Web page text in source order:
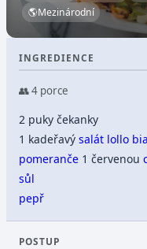
🌎Mezinárodní
INGREDIENCE
👥 4 porce
2 puky čekanky
1 kadeřavýsalát lollo
pomeranče 1 červenou
sůl
pepř
POSTUP